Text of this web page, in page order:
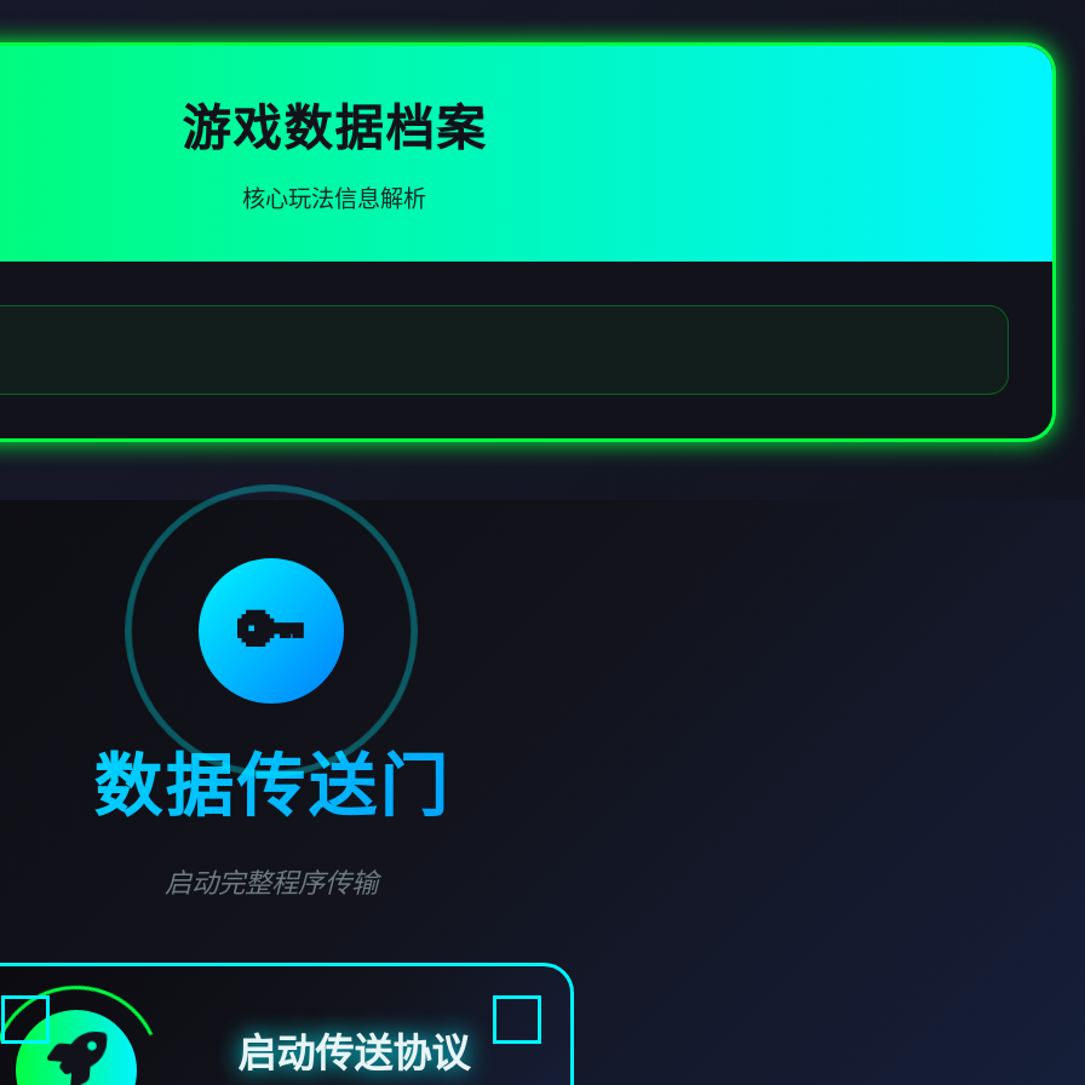
游戏数据档案
核心玩法信息解析
🔑
数据传送门
启动完整程序传输
启动传送协议